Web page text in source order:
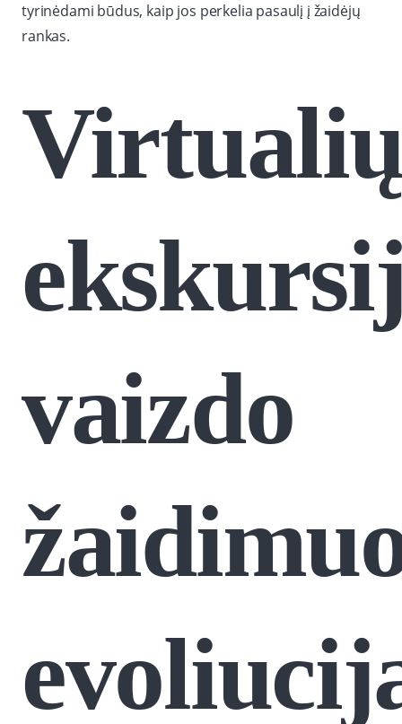
tyrinėdami būdus, kaip jos perkelia pasaulį į žaidėjų
rankas.
vaizdo